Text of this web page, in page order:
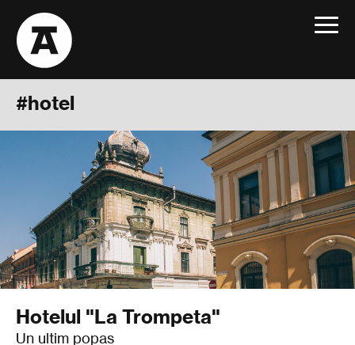
#hotel
Hotelul "La Trompeta"
Un ultim popas